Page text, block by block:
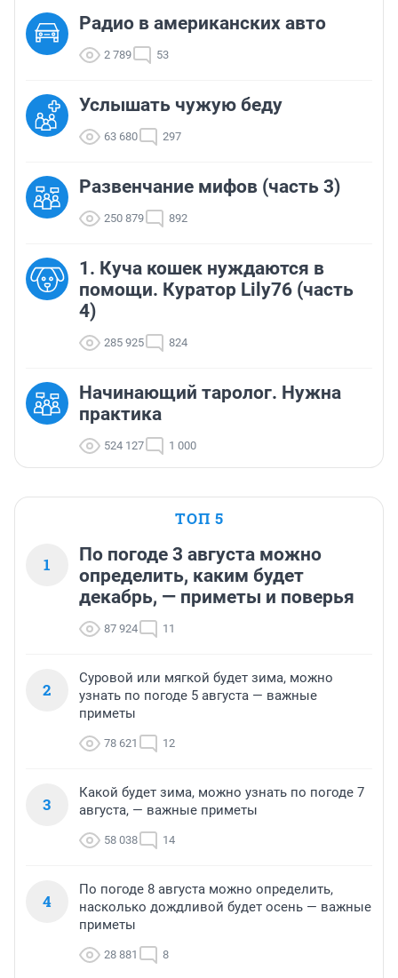
Радио в американских авто
2 789 53
Услышать чужую беду
63 680 297
Развенчание мифов (часть 3)
250 879 892
1. Куча кошек нуждаются в
помощи. Куратор Lily76 (часть
4)
285 925 824
Начинающий таролог. Нужна
практика
524 127 1 000
ТОП 5
1
По погоде 3 августа можно
определить, каким будет
декабрь, — приметы и поверья
87 924 11
2
Суровой или мягкой будет зима, можно
узнать по погоде 5 августа — важные
приметы
78 621 12
3
Какой будет зима, можно узнать по погоде 7
августа, — важные приметы
58 038 14
4
По погоде 8 августа можно определить,
насколько дождливой будет осень — важные
приметы
28 881 8